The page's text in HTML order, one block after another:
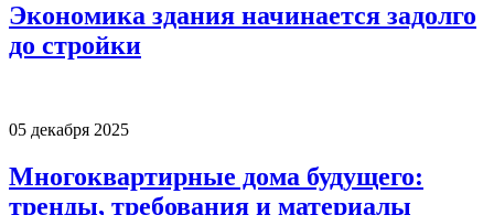
Экономика здания начинается задолго
до стройки
05 декабря 2025
Многоквартирные дома будущего:
тренды, требования и материалы